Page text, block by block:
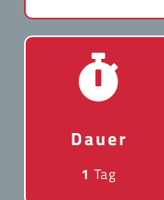
Dauer
1Tag